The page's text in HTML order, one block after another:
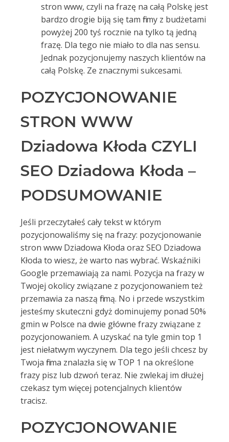
stron www, czyli na frazę na całą Polskę jest
bardzo drogie biją się tam firmy z budżetami
powyżej 200 tyś rocznie na tylko tą jedną
frazę. Dla tego nie miało to dla nas sensu.
Jednak pozycjonujemy naszych klientów na
całą Polskę. Ze znacznymi sukcesami.
POZYCJONOWANIE
STRON WWW
Dziadowa Kłoda CZYLI
SEO Dziadowa Kłoda –
PODSUMOWANIE
Jeśli przeczytałeś cały tekst w którym
pozycjonowaliśmy się na frazy: pozycjonowanie
stron www Dziadowa Kłoda oraz SEO Dziadowa
Kłoda to wiesz, że warto nas wybrać. Wskaźniki
Google przemawiają za nami. Pozycja na frazy w
Twojej okolicy związane z pozycjonowaniem też
przemawia za naszą firmą. No i przede wszystkim
jesteśmy skuteczni gdyż dominujemy ponad 50%
gmin w Polsce na dwie główne frazy związane z
pozycjonowaniem. A uzyskać na tyle gmin top 1
jest niełatwym wyczynem. Dla tego jeśli chcesz by
Twoja firma znalazła się w TOP 1 na określone
frazy pisz lub dzwoń teraz. Nie zwlekaj im dłużej
czekasz tym więcej potencjalnych klientów
tracisz.
POZYCJONOWANIE